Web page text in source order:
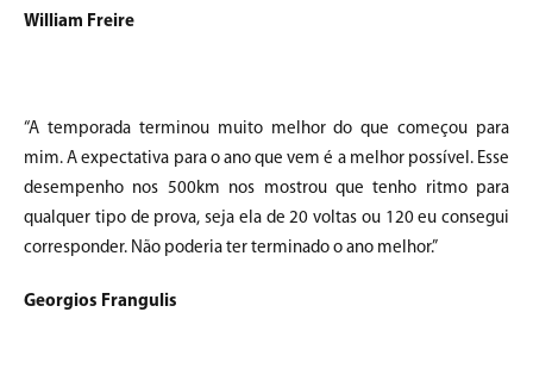
William Freire
“A temporada terminou muito melhor do que começou para
mim. A expectativa para o ano que vem é a melhor possível. Esse
desempenho nos 500km nos mostrou que tenho ritmo para
qualquer tipo de prova, seja ela de 20 voltas ou 120 eu consegui
corresponder. Não poderia ter terminado o ano melhor.”
Georgios Frangulis